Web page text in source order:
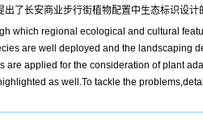
了长安商业步行街植物配置中生态标识设计
which regional ecological and cultural
are well deployed and the landscaping
applied for the consideration of plant
as well.To tackle the